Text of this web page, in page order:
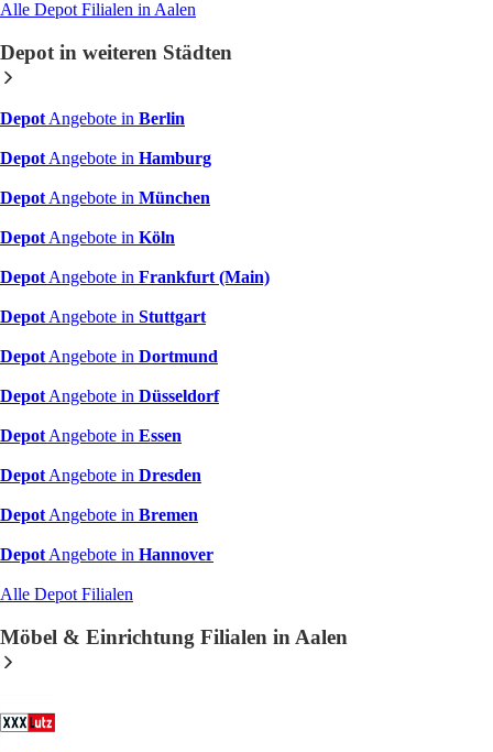
Alle Depot Filialen in Aalen
Depot in weiteren Städten
DepotAngebote in Berlin
DepotAngebote in Hamburg
DepotAngebote in München
DepotAngebote in Köln
DepotAngebote in Frankfurt (Main)
DepotAngebote in Stuttgart
DepotAngebote in Dortmund
DepotAngebote in Düsseldorf
DepotAngebote in Essen
DepotAngebote in Dresden
DepotAngebote in Bremen
DepotAngebote in Hannover
Alle Depot Filialen
Möbel & Einrichtung Filialen in Aalen